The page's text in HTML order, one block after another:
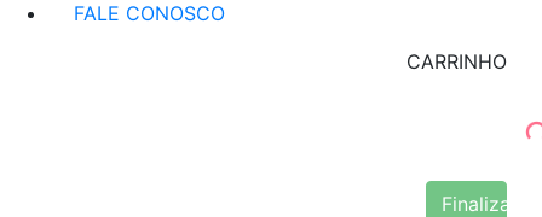
FALE CONOSCO
CARRINHO
Finalizar